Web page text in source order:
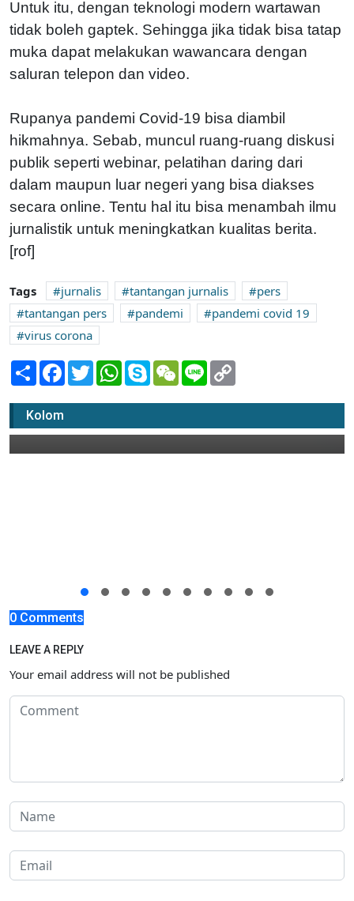
Untuk itu, dengan teknologi modern wartawan
tidak boleh gaptek. Sehingga jika tidak bisa tatap
muka dapat melakukan wawancara dengan
saluran telepon dan video.
Rupanya pandemi Covid-19 bisa diambil
hikmahnya. Sebab, muncul ruang-ruang diskusi
publik seperti webinar, pelatihan daring dari
dalam maupun luar negeri yang bisa diakses
secara online. Tentu hal itu bisa menambah ilmu
jurnalistik untuk meningkatkan kualitas berita.
[rof]
Tags jurnalis tantangan jurnalis
pers
tantangan pers
pandemi
pandemi covid 19
virus corona
Share Facebook
TwitterWhatsApp
SkypeWeChatLine
Kolom
KPU Tuban tetapkan Hasil Rekapitulasi
Pilkada
15 Desember 2020 20:00
0 Comments
LEAVE A REPLY
Your email address will not be published